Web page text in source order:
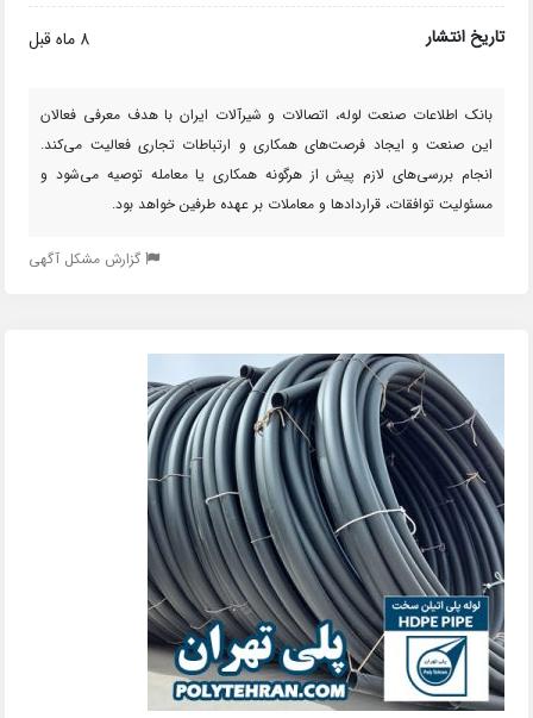
تاریخ انتشار 8 ماه قبل
بانک اطلاعات صنعت لوله، اتصالات و شیرآلات ایران با هدف معرفی فعالان
این صنعت و ایجاد فرصت‌های همکاری و ارتباطات تجاری فعالیت می‌کند.
انجام بررسی‌های لازم پیش از هرگونه همکاری یا معامله توصیه می‌شود و
مسئولیت توافقات، قراردادها و معاملات بر عهده طرفین خواهد بود.
گزارش مشکل آگهی